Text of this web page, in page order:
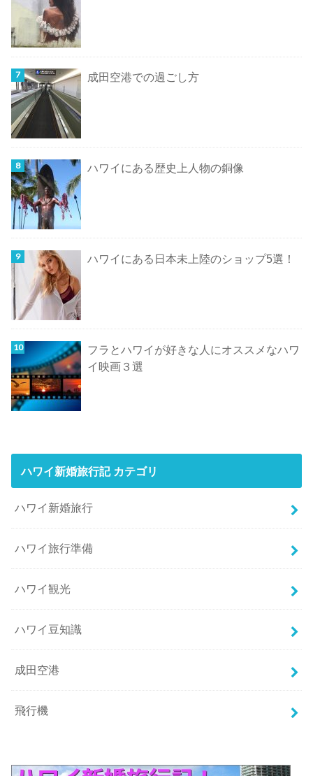
成田空港での過ごし方
ハワイにある歴史上人物の銅像
ハワイにある日本未上陸のショップ5選！
フラとハワイが好きな人にオススメなハワ
イ映画３選
ハワイ新婚旅行記 カテゴリ
ハワイ新婚旅行
ハワイ旅行準備
ハワイ観光
ハワイ豆知識
成田空港
飛行機